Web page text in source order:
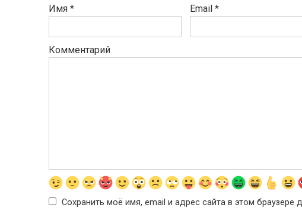
Имя * Email *
Комментарий
Сохранить моё имя, email и адрес сайта в этом